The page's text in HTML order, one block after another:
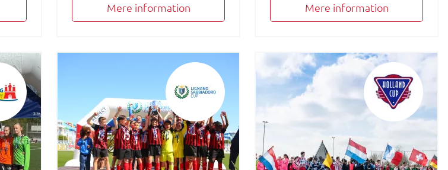
Mere information Mere information